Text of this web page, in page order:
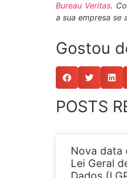
Bureau Veritas.
a sua empresa se
Gostou
POSTS
Nova data
Lei Geral